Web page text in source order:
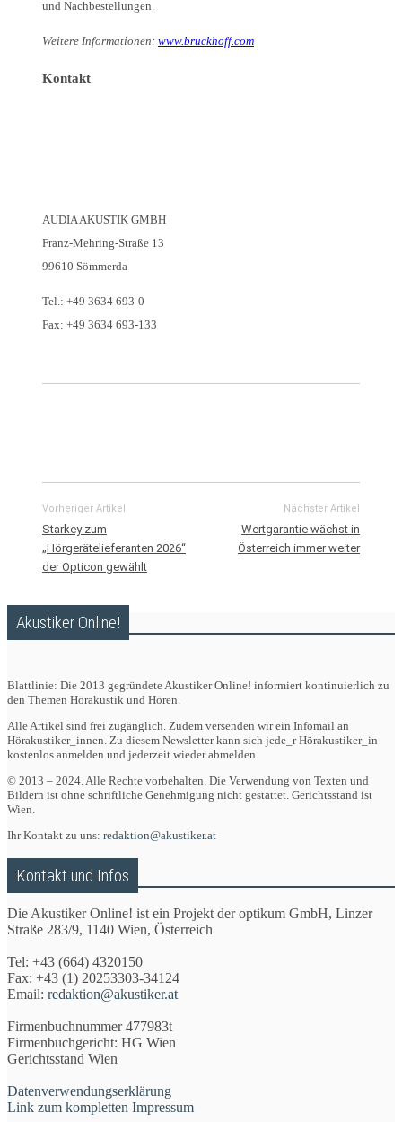
und Nachbestellungen.
Weitere Informationen: www.bruckhoff.com
Kontakt
AUDIA AKUSTIK GMBH
Franz-Mehring-Straße 13
99610 Sömmerda
Tel.: +49 3634 693-0
Fax: +49 3634 693-133
Vorheriger Artikel
Starkey zum
„Hörgerätelieferanten 2026“
der Opticon gewählt
Nächster Artikel
Wertgarantie wächst in
Österreich immer weiter
Akustiker Online!
Blattlinie: Die 2013 gegründete Akustiker Online! informiert kontinuierlich zu
den Themen Hörakustik und Hören.
Alle Artikel sind frei zugänglich. Zudem versenden wir ein Infomail an
Hörakustiker_innen. Zu diesem Newsletter kann sich jede_r Hörakustiker_in
kostenlos anmelden und jederzeit wieder abmelden.
© 2013 – 2024. Alle Rechte vorbehalten. Die Verwendung von Texten und
Bildern ist ohne schriftliche Genehmigung nicht gestattet. Gerichtsstand ist
Wien.
Ihr Kontakt zu uns: redaktion@akustiker.at
Kontakt und Infos
Die Akustiker Online! ist ein Projekt der optikum GmbH, Linzer
Straße 283/9, 1140 Wien, Österreich
Tel: +43 (664) 4320150
Fax: +43 (1) 20253303-34124
Email: redaktion@akustiker.at
Firmenbuchnummer 477983t
Firmenbuchgericht: HG Wien
Gerichtsstand Wien
Datenverwendungserklärung
Link zum kompletten Impressum